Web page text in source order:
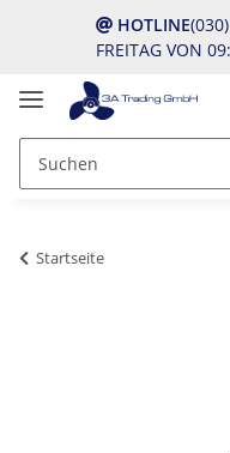
HOTLINE
FREITAG VON
Startseite